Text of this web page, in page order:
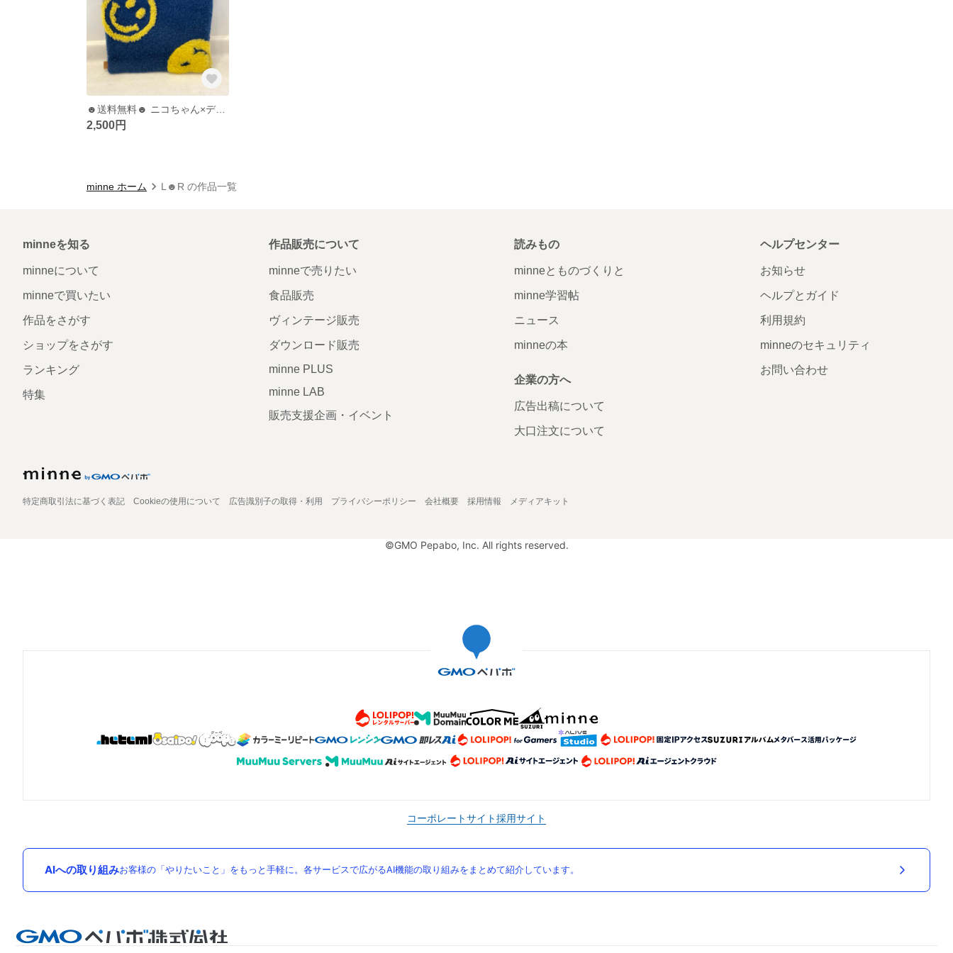
☻送料無料☻ ニコちゃん×デニムポーチ
2,500円
minne ホーム L☻R の作品一覧
minneを知る
minneについて
minneで買いたい
作品をさがす
ショップをさがす
ランキング
特集
作品販売について
minneで売りたい
食品販売
ヴィンテージ販売
ダウンロード販売
minne PLUS
minne LAB
販売支援企画・イベント
読みもの
minneとものづくりと
minne学習帖
ニュース
minneの本
企業の方へ
広告出稿について
大口注文について
ヘルプセンター
お知らせ
ヘルプとガイド
利用規約
minneのセキュリティ
お問い合わせ
特定商取引法に基づく表記 Cookieの使用について 広告識別子の取得・利用 プライバシーポリシー 会社概要 採用情報 メディアキット
©GMO Pepabo, Inc. All rights reserved.
コーポレートサイト採用サイト
AIへの取り組みお客様の「やりたいこと」をもっと手軽に。各サービスで広がるAI機能の取り組みをまとめて紹介しています。